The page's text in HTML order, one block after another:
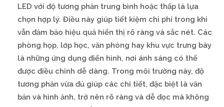
LED với độ tương phản trung bình hoặc thấp là lựa
chọn hợp lý. Điều này giúp tiết kiệm chi phí trong khi
vẫn đảm bảo hiệu quả hiển thị rõ ràng và sắc nét. Các
phòng họp, lớp học, văn phòng hay khu vực trưng bày
là những ứng dụng điển hình, nơi ánh sáng có thể
được điều chỉnh dễ dàng. Trong môi trường này, độ
tương phản vừa đủ giúp các chi tiết, đặc biệt là văn
bản và hình ảnh, trở nên rõ ràng và dễ đọc mà không